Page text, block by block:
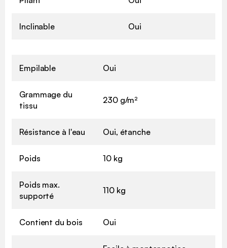
Inclinable Oui
Empilable Oui
Grammage du
tissu
230 g/m²
Résistance à l'eau Oui, étanche
Poids 10 kg
Poids max.
supporté
110 kg
Contient du bois Oui